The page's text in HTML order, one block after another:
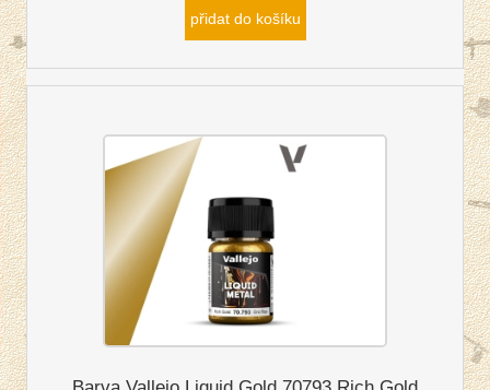
přidat do košíku